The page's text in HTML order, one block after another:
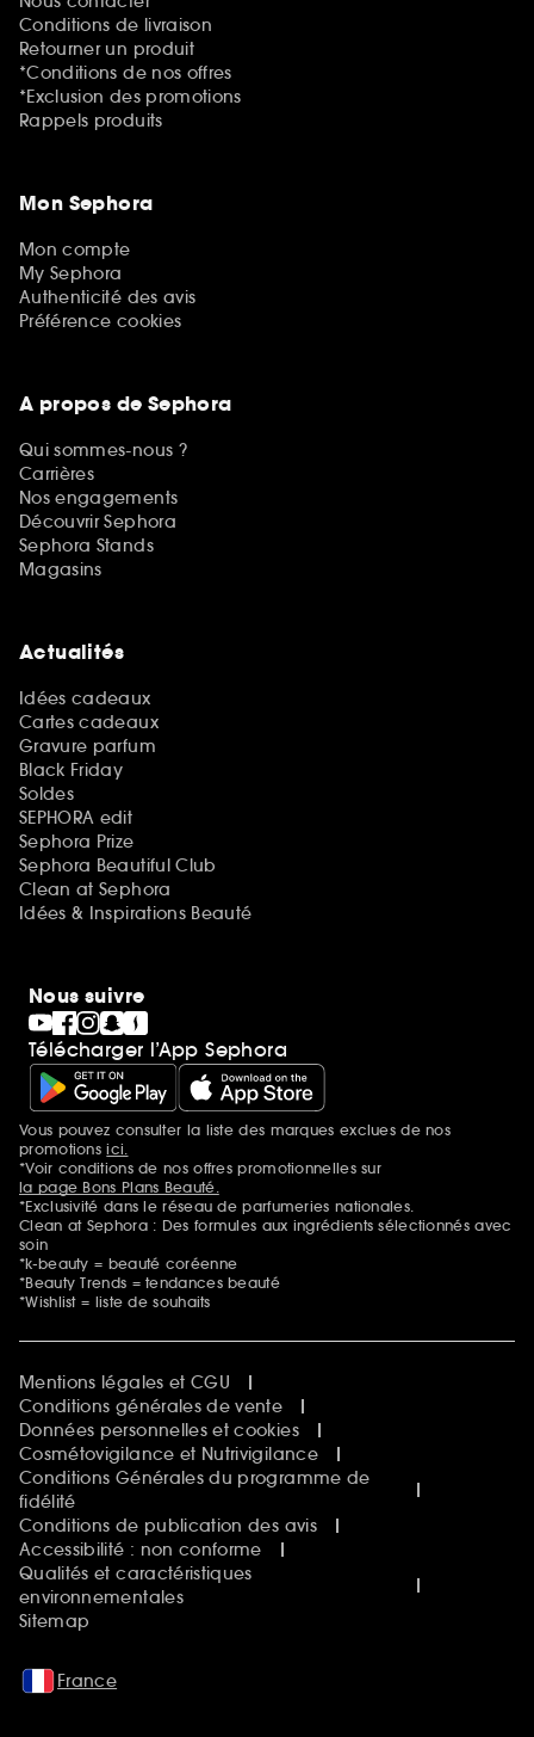
Conditions de livraison
Retourner un produit
*Conditions de nos offres
*Exclusion des promotions
Rappels produits
Mon Sephora
Mon compte
My Sephora
Authenticité des avis
Préférence cookies
A propos de Sephora
Qui sommes-nous ?
Carrières
Nos engagements
Découvrir Sephora
Sephora Stands
Magasins
Actualités
Idées cadeaux
Cartes cadeaux
Gravure parfum
Black Friday
Soldes
SEPHORA edit
Sephora Prize
Sephora Beautiful Club
Clean at Sephora
Idées & Inspirations Beauté
Nous suivre
Télécharger l’App Sephora
Mentions additionnelles
Vous pouvez consulter la liste des marques exclues de nos
promotionsici.
*Voir conditions de nos offres promotionnelles sur
la page Bons Plans Beauté.
*Exclusivité dans le réseau de parfumeries nationales.
Clean at Sephora : Des formules aux ingrédients sélectionnés avec
soin
*k-beauty = beauté coréenne
*Beauty Trends = tendances beauté
*Wishlist = liste de souhaits
Mentions légales et CGU
Conditions générales de vente
Données personnelles et cookies
Cosmétovigilance et Nutrivigilance
Conditions Générales du programme de
fidélité
Conditions de publication des avis
Accessibilité : non conforme
Qualités et caractéristiques
environnementales
Sitemap
France